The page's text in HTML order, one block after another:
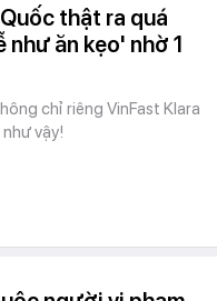
thật ra quá
như ăn kẹo' nhờ 1
chỉ riêng VinFast Klara
vậy!